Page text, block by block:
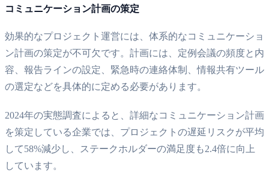
コミュニケーション計画の策定
効果的なプロジェクト運営には、体系的なコミュニケーショ
ン計画の策定が不可欠です。計画には、定例会議の頻度と内
容、報告ラインの設定、緊急時の連絡体制、情報共有ツール
の選定などを具体的に定める必要があります。
2024年の実態調査によると、詳細なコミュニケーション計画
を策定している企業では、プロジェクトの遅延リスクが平均
して58%減少し、ステークホルダーの満足度も2.4倍に向上
しています。